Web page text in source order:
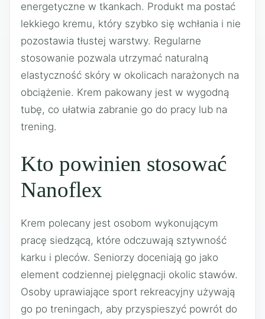
energetyczne w tkankach. Produkt ma postać
lekkiego kremu, który szybko się wchłania i nie
pozostawia tłustej warstwy. Regularne
stosowanie pozwala utrzymać naturalną
elastyczność skóry w okolicach narażonych na
obciążenie. Krem pakowany jest w wygodną
tubę, co ułatwia zabranie go do pracy lub na
trening.
Kto powinien stosować
Nanoflex
Krem polecany jest osobom wykonującym
pracę siedzącą, które odczuwają sztywność
karku i pleców. Seniorzy doceniają go jako
element codziennej pielęgnacji okolic stawów.
Osoby uprawiające sport rekreacyjny używają
go po treningach, aby przyspieszyć powrót do